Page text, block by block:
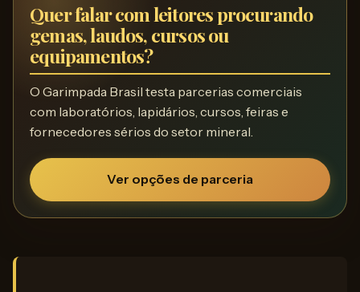
Quer falar com leitores procurando
gemas, laudos, cursos ou
equipamentos?
O Garimpada Brasil testa parcerias comerciais
com laboratórios, lapidários, cursos, feiras e
fornecedores sérios do setor mineral.
Ver opções de parceria